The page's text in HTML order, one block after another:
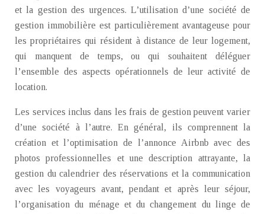
et la gestion des urgences. L’utilisation d’une société de
gestion immobilière est particulièrement avantageuse pour
les propriétaires qui résident à distance de leur logement,
qui manquent de temps, ou qui souhaitent déléguer
l’ensemble des aspects opérationnels de leur activité de
location.
Les services inclus dans les frais de gestion peuvent varier
d’une société à l’autre. En général, ils comprennent la
création et l’optimisation de l’annonce Airbnb avec des
photos professionnelles et une description attrayante, la
gestion du calendrier des réservations et la communication
avec les voyageurs avant, pendant et après leur séjour,
l’organisation du ménage et du changement du linge de